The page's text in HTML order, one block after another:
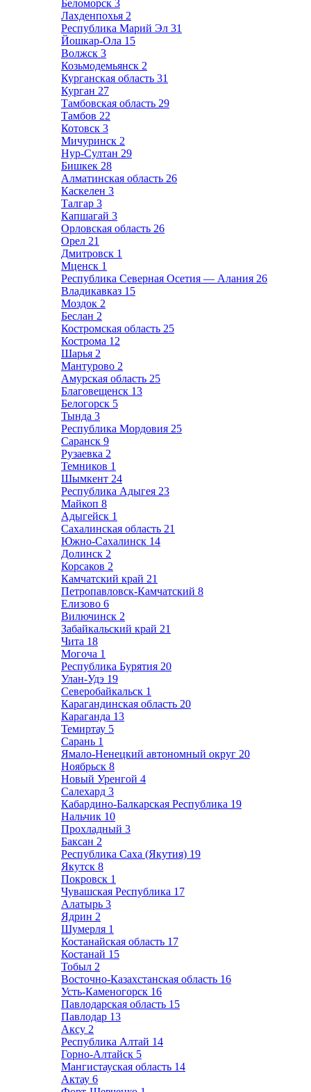
Беломорск 3
Лахденпохья 2
Республика Марий Эл 31
Йошкар-Ола 15
Волжск 3
Козьмодемьянск 2
Курганская область 31
Курган 27
Тамбовская область 29
Тамбов 22
Котовск 3
Мичуринск 2
Нур-Султан 29
Бишкек 28
Алматинская область 26
Каскелен 3
Талгар 3
Капшагай 3
Орловская область 26
Орел 21
Дмитровск 1
Мценск 1
Республика Северная Осетия — Алания 26
Владикавказ 15
Моздок 2
Беслан 2
Костромская область 25
Кострома 12
Шарья 2
Мантурово 2
Амурская область 25
Благовещенск 13
Белогорск 5
Тында 3
Республика Мордовия 25
Саранск 9
Рузаевка 2
Темников 1
Шымкент 24
Республика Адыгея 23
Майкоп 8
Адыгейск 1
Сахалинская область 21
Южно-Сахалинск 14
Долинск 2
Корсаков 2
Камчатский край 21
Петропавловск-Камчатский 8
Елизово 6
Вилючинск 2
Забайкальский край 21
Чита 18
Могоча 1
Республика Бурятия 20
Улан-Удэ 19
Северобайкальск 1
Карагандинская область 20
Караганда 13
Темиртау 5
Сарань 1
Ямало-Ненецкий автономный округ 20
Ноябрьск 8
Новый Уренгой 4
Салехард 3
Кабардино-Балкарская Республика 19
Нальчик 10
Прохладный 3
Баксан 2
Республика Саха (Якутия) 19
Якутск 8
Покровск 1
Чувашская Республика 17
Алатырь 3
Ядрин 2
Шумерля 1
Костанайская область 17
Костанай 15
Тобыл 2
Восточно-Казахстанская область 16
Усть-Каменогорск 16
Павлодарская область 15
Павлодар 13
Аксу 2
Республика Алтай 14
Горно-Алтайск 5
Мангистауская область 14
Актау 6